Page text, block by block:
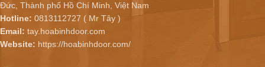
Đức, Thành phố Hồ Chí Minh, Việt Nam
Hotline: 0813112727 ( Mr Tây )
Email: tay.hoabinhdoor.com
Website: https://hoabinhdoor.com/